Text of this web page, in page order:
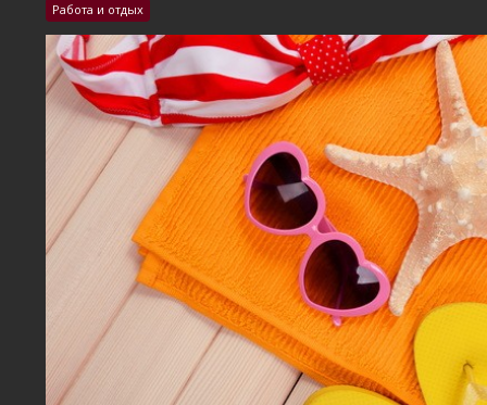
Работа и отдых